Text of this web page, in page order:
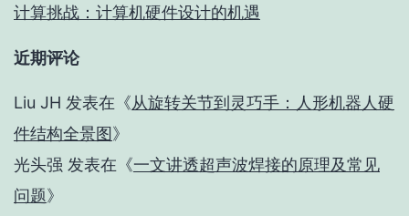
计算挑战：计算机硬件设计的机遇
近期评论
Liu JH 发表在《从旋转关节到灵巧手：人形机器人硬
件结构全景图》
光头强 发表在《一文讲透超声波焊接的原理及常见
问题》